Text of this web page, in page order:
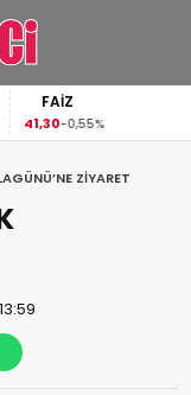
FAİZ
41,30-0,55%
ZİYARET